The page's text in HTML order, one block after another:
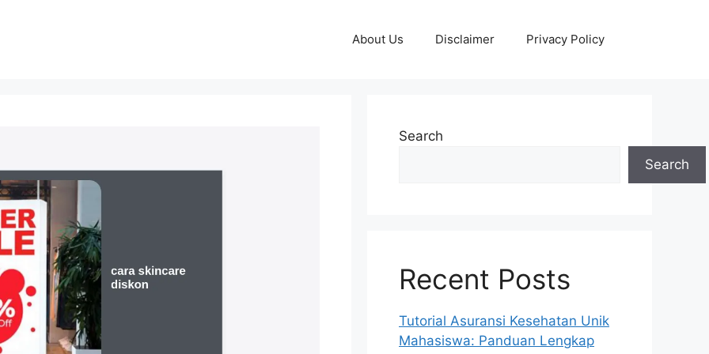
About Us Disclaimer Privacy Policy
Search
Search
Recent Posts
Tutorial Asuransi Kesehatan Unik
Mahasiswa: Panduan Lengkap